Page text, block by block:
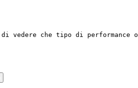
vedere che tipo di performance